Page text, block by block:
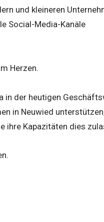
und kleineren
Social-Media-Kanäle
Herzen.
in der heutigen
in Neuwied
ihre Kapazitäten dies